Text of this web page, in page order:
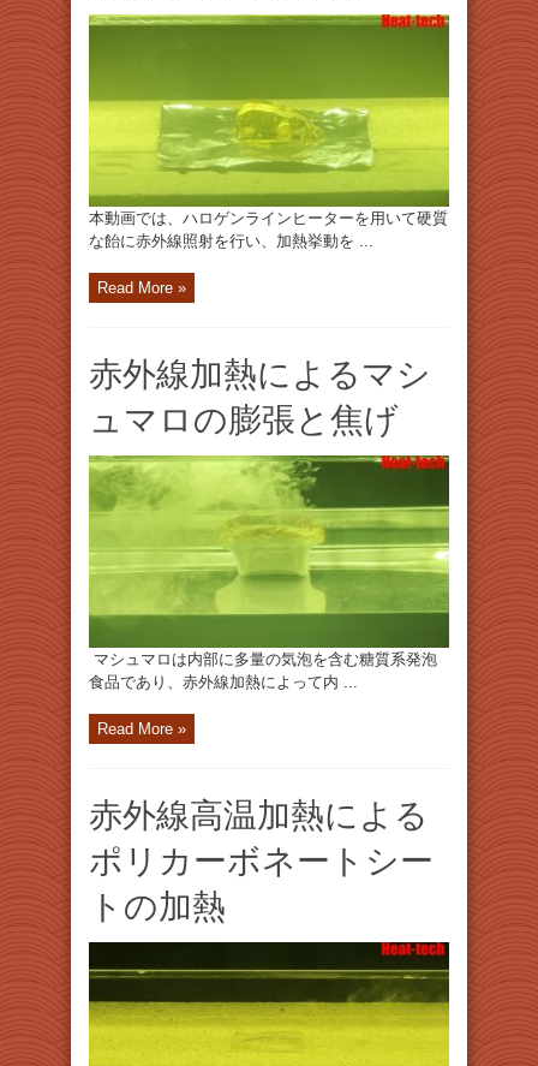
本動画では、ハロゲンラインヒーターを用いて硬質
な飴に赤外線照射を行い、加熱挙動を ...
Read More »
赤外線加熱によるマシ
ュマロの膨張と焦げ
マシュマロは内部に多量の気泡を含む糖質系発泡
食品であり、赤外線加熱によって内 ...
Read More »
赤外線高温加熱による
ポリカーボネートシー
トの加熱